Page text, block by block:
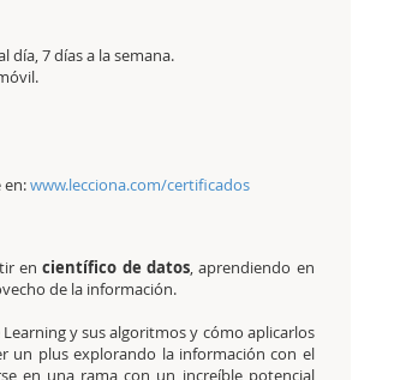
día, 7 días a la semana.
en:www.lecciona.com/certificados
encientífico de datos, aprendiendo en
de la información.
y sus algoritmos y cómo aplicarlos
un plus explorando la información con el
en una rama con un increíble potencial